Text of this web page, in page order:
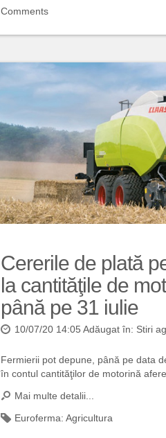
Comments
Cererile de plată
la cantităţile de
până pe 31 iulie
10/07/20 14:05 Adăugat în: Stiri
Fermierii pot depune, până pe data
în contul cantităţilor de motorină
Mai multe detalii...
Euroferma: Agricultura